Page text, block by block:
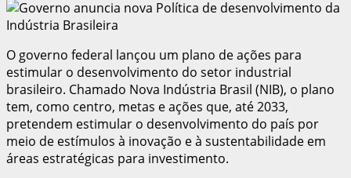
O governo federal lançou um plano de ações para
estimular o desenvolvimento do setor industrial
brasileiro. Chamado Nova Indústria Brasil (NIB), o plano
tem, como centro, metas e ações que, até 2033,
pretendem estimular o desenvolvimento do país por
meio de estímulos à inovação e à sustentabilidade em
áreas estratégicas para investimento.